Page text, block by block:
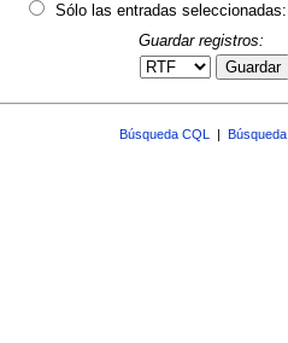
Sólo las entradas seleccionadas:
Guardar registros:
Guardar
Búsqueda CQL